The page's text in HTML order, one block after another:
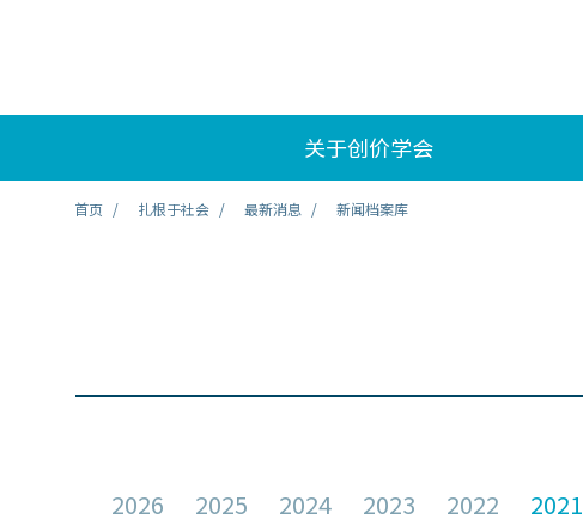
关于创价学会
首页 扎根于社会 最新消息 新闻档案库
2026 2025 2024 2023 2022 2021